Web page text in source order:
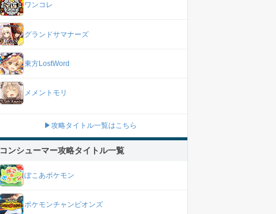
ワンコレ
グランドサマナーズ
東方LostWord
メメントモリ
▶攻略タイトル一覧はこちら
コンシューマー攻略タイトル一覧
ぽこあポケモン
ポケモンチャンピオンズ